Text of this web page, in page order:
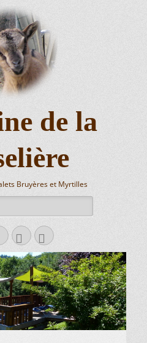
de la
Bruyères et Myrtilles
E-
mail
Tél